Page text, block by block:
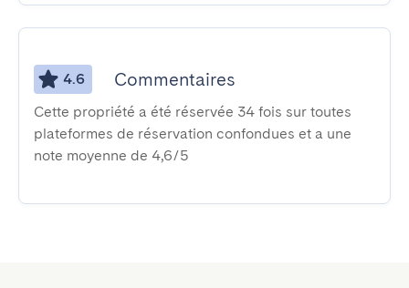
4.6 Commentaires
Cette propriété a été réservée 34 fois sur toutes
plateformes de réservation confondues et a une
note moyenne de 4,6/5